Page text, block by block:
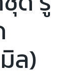
ล)